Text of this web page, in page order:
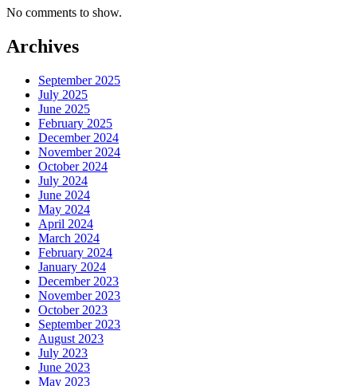
No comments to show.
Archives
September 2025
July 2025
June 2025
February 2025
December 2024
November 2024
October 2024
July 2024
June 2024
May 2024
April 2024
March 2024
February 2024
January 2024
December 2023
November 2023
October 2023
September 2023
August 2023
July 2023
June 2023
May 2023